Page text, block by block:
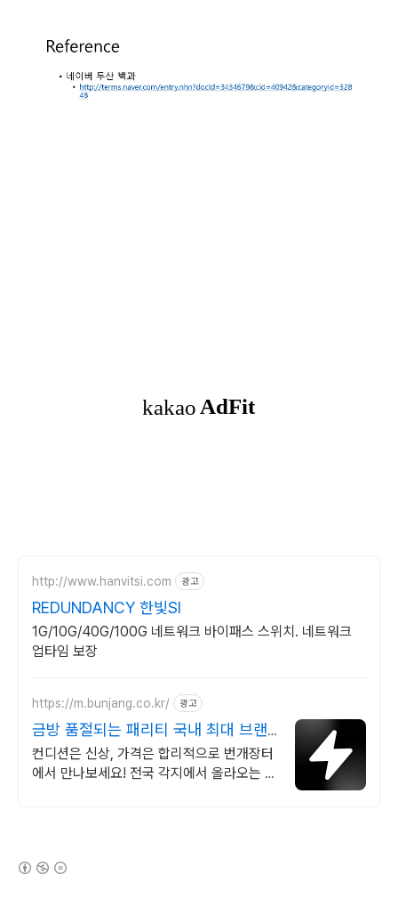
http://www.hanvitsi.com 광고
REDUNDANCY 한빛SI
1G/10G/40G/100G 네트워크 바이패스 스위치. 네트워크
업타임 보장
https://m.bunjang.co.kr/ 광고
금방 품절되는 패리티 국내 최대 브랜
드 중고거래
컨디션은 신상, 가격은 합리적으로 번개장터
에서 만나보세요! 전국 각지에서 올라오는 전